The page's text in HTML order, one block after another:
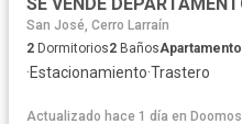
San José, Cerro Larraín
2 Dormitorios2 BañosApartamento
·Estacionamiento·Trastero
Actualizado hace 1 día en Doomos